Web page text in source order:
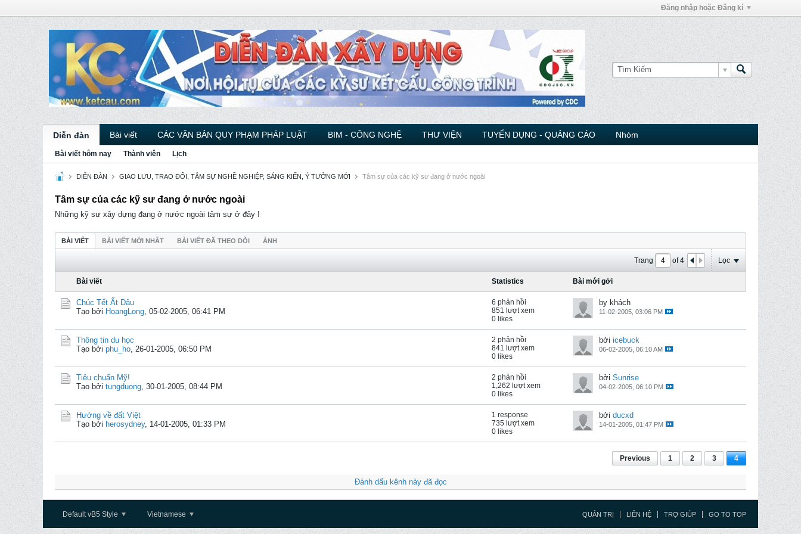
Đăng nhập hoặc Đăng kí
Diễn đàn Bài viết CÁC VĂN BẢN QUY PHẠM PHÁP LUẬT BIM - CÔNG NGHỆ THƯ VIỆN TUYỂN DỤNG - QUẢNG CÁO Nhóm
Bài viết hôm nay Thành viên Lịch
DIỄN ĐÀN GIAO LƯU, TRAO ĐỔI, TÂM SỰ NGHỀ NGHIỆP, SÁNG KIẾN, Ý TƯỞNG MỚI Tâm sự của các kỹ sư đang ở nước ngoài
Tâm sự của các kỹ sư đang ở nước ngoài
Những kỹ sư xây dựng đang ở nước ngoài tâm sự ở đây !
BÀI VIẾT BÀI VIẾT MỚI NHẤT BÀI VIẾT ĐÃ THEO DÕI ẢNH
Trang of4 Lọc
Bài viết Statistics Bài mới gởi
Chúc Tết Ất Dậu
Tạo bởi HoangLong, 05-02-2005, 06:41 PM
6 phản hồi
851 lượt xem
0 likes
by khách
11-02-2005, 03:06 PM
Thông tin du học
Tạo bởi phu_ho, 26-01-2005, 06:50 PM
2 phản hồi
841 lượt xem
0 likes
bởi icebuck
06-02-2005, 06:10 AM
Tiêu chuẩn Mỹ!
Tạo bởi tungduong, 30-01-2005, 08:44 PM
2 phản hồi
1,262 lượt xem
0 likes
bởi Sunrise
04-02-2005, 06:10 PM
Hướng về đất Việt
Tạo bởi herosydney, 14-01-2005, 01:33 PM
1 response
735 lượt xem
0 likes
bởi ducxd
14-01-2005, 01:47 PM
Previous 1 2 3 4
Đánh dấu kênh này đã đọc
Default vB5 Style Vietnamese QUẢN TRỊ LIÊN HỆ TRỢ GIÚP GO TO TOP